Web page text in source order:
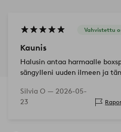
Vahvistettu
Kaunis
Halusin antaa harmaalle
sängylleni uuden ilmeen ja
laittanut kaksi eri korkuista
päällystä päällekkäin, ensin
Silvia O — 2026-05-
23